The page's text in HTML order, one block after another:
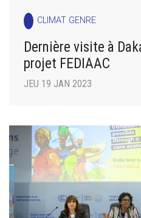
CLIMAT GENRE
Dernière visite à
projet FEDIAAC
JEU 19 JAN 2023